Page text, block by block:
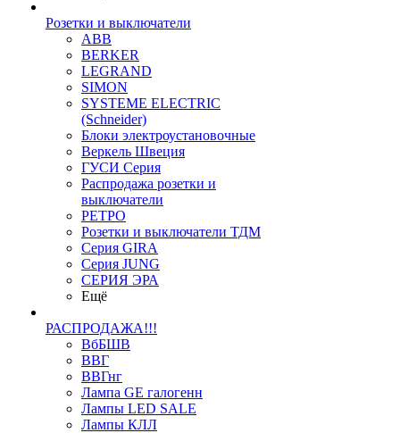
Розетки и выключатели
ABB
BERKER
LEGRAND
SIMON
SYSTEME ELECTRIC
(Schneider)
Блоки электроустановочные
Веркель Швеция
ГУСИ Серия
Распродажа розетки и
выключатели
РЕТРО
Розетки и выключатели ТДМ
Серия GIRA
Серия JUNG
СЕРИЯ ЭРА
Ещё
РАСПРОДАЖА!!!
ВбБШВ
ВВГ
ВВГнг
Лампа GE галогенн
Лампы LED SALE
Лампы КЛЛ